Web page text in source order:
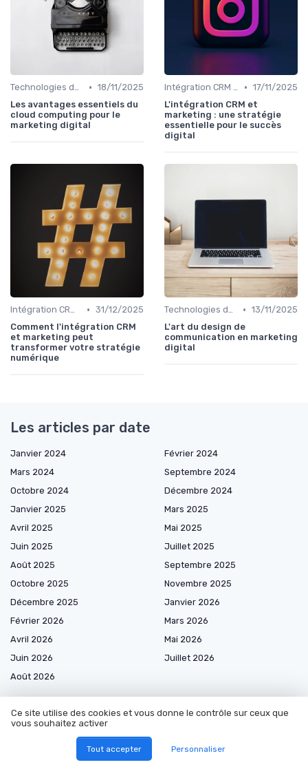
Technologies de Marketing Digital • 18/11/2025
Les avantages essentiels du
cloud computing pour le
marketing digital
Intégration CRM et Marketing • 17/11/2025
L'intégration CRM et
marketing : une stratégie
essentielle pour le succès
digital
Intégration CRM et Marketing • 31/12/2025
Comment l'intégration CRM
et marketing peut
transformer votre stratégie
numérique
Technologies de Marketing Digital • 13/11/2025
L'art du design de
communication en marketing
digital
Les articles par date
Janvier 2024
Février 2024
Mars 2024
Septembre 2024
Octobre 2024
Décembre 2024
Janvier 2025
Mars 2025
Avril 2025
Mai 2025
Juin 2025
Juillet 2025
Août 2025
Septembre 2025
Octobre 2025
Novembre 2025
Décembre 2025
Janvier 2026
Février 2026
Mars 2026
Avril 2026
Mai 2026
Juin 2026
Juillet 2026
Août 2026
Ce site utilise des cookies et vous donne le contrôle sur ceux que
vous souhaitez activer
Tout accepter Personnaliser